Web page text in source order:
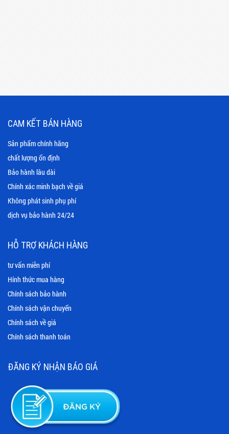
CAM KẾT BÁN HÀNG
Sản phẩm chính hãng
chất lượng ổn định
Bảo hành lâu dài
Chính xác minh bạch về giá
Không phát sinh phụ phí
dịch vụ bảo hành 24/24
HỖ TRỢ KHÁCH HÀNG
tư vấn miễn phí
Hính thức mua hàng
Chính sách bảo hành
Chính sách vận chuyển
Chính sách về giá
Chính sách thanh toán
ĐĂNG KÝ NHẬN BÁO GIÁ